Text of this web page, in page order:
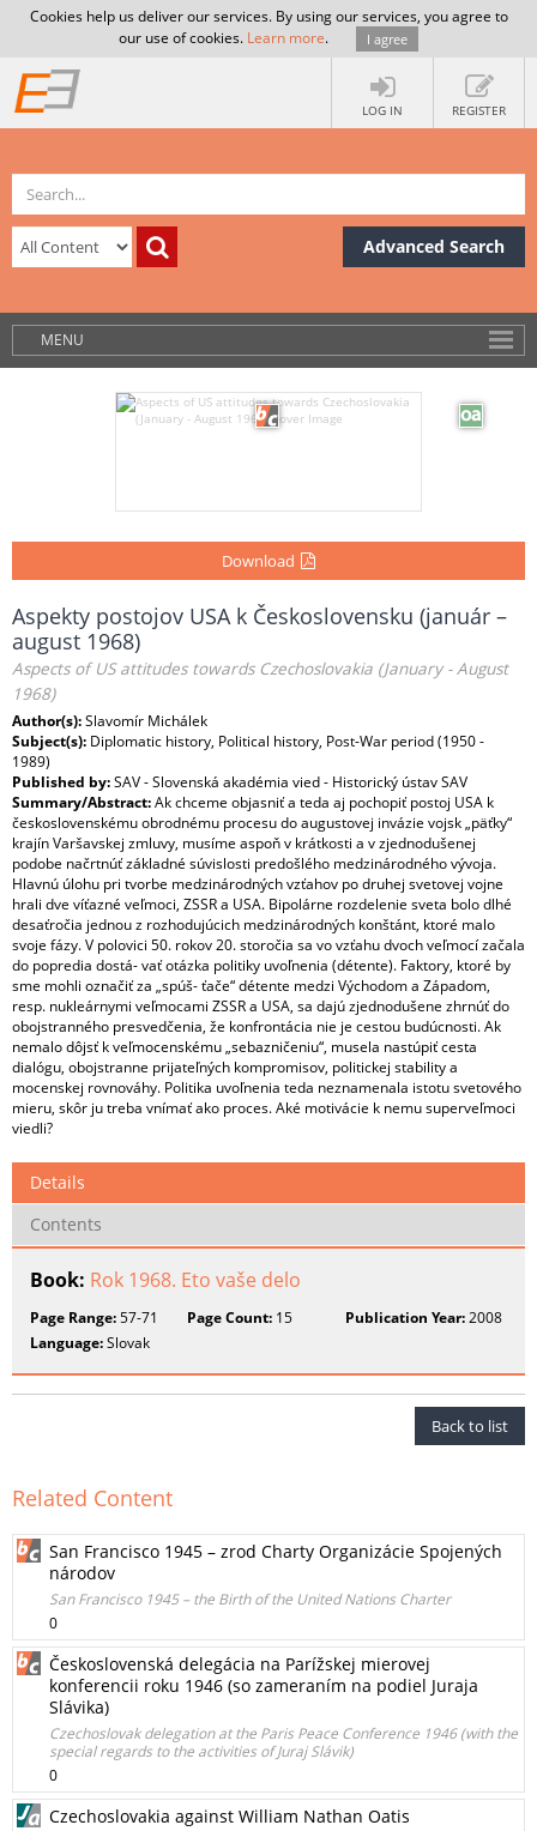
Cookies help us deliver our services. By using our services, you agree to
our use of cookies. Learn more. I agree
LOG IN REGISTER
Advanced Search
MENU
Download
Aspekty postojov USA k Československu (január –
august 1968)
Aspects of US attitudes towards Czechoslovakia (January - August
1968)
Author(s):Slavomír Michálek
Subject(s): Diplomatic history, Political history, Post-War period (1950 -
1989)
Published by:SAV - Slovenská akadémia vied - Historický ústav SAV
Summary/Abstract:Ak chceme objasniť a teda aj pochopiť postoj USA k
československému obrodnému procesu do augustovej invázie vojsk „päťky“
krajín Varšavskej zmluvy, musíme aspoň v krátkosti a v zjednodušenej
podobe načrtnúť základné súvislosti predošlého medzinárodného vývoja.
Hlavnú úlohu pri tvorbe medzinárodných vzťahov po druhej svetovej vojne
hrali dve víťazné veľmoci, ZSSR a USA. Bipolárne rozdelenie sveta bolo dlhé
desaťročia jednou z rozhodujúcich medzinárodných konštánt, ktoré malo
svoje fázy. V polovici 50. rokov 20. storočia sa vo vzťahu dvoch veľmocí začala
do popredia dostá- vať otázka politiky uvoľnenia (détente). Faktory, ktoré by
sme mohli označiť za „spúš- ťače“ détente medzi Východom a Západom,
resp. nukleárnymi veľmocami ZSSR a USA, sa dajú zjednodušene zhrnúť do
obojstranného presvedčenia, že konfrontácia nie je cestou budúcnosti. Ak
nemalo dôjsť k veľmocenskému „sebazničeniu“, musela nastúpiť cesta
dialógu, obojstranne prijateľných kompromisov, politickej stability a
mocenskej rovnováhy. Politika uvoľnenia teda neznamenala istotu svetového
mieru, skôr ju treba vnímať ako proces. Aké motivácie k nemu superveľmoci
viedli?
Details
Contents
Book: Rok 1968. Eto vaše delo
Page Range:57-71 Page Count: 15 Publication Year:2008
Language:Slovak
Back to list
Related Content
San Francisco 1945 – zrod Charty Organizácie Spojených
národov
San Francisco 1945 – the Birth of the United Nations Charter
0
Československá delegácia na Parížskej mierovej
konferencii roku 1946 (so zameraním na podiel Juraja
Slávika)
Czechoslovak delegation at the Paris Peace Conference 1946 (with the
special regards to the activities of Juraj Slávik)
0
Czechoslovakia against William Nathan Oatis